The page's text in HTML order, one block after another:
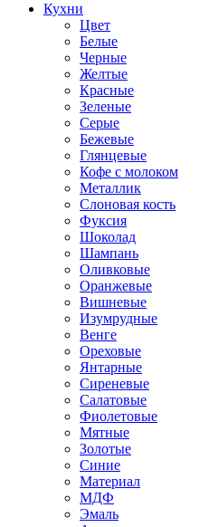
Кухни
Цвет
Белые
Черные
Желтые
Красные
Зеленые
Серые
Бежевые
Глянцевые
Кофе с молоком
Металлик
Слоновая кость
Фуксия
Шоколад
Шампань
Оливковые
Оранжевые
Вишневые
Изумрудные
Венге
Ореховые
Янтарные
Сиреневые
Салатовые
Фиолетовые
Мятные
Золотые
Синие
Материал
МДФ
Эмаль